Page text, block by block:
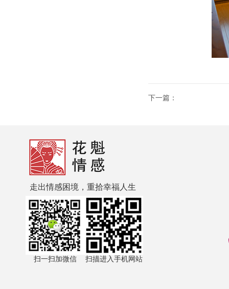
下一篇：
走出情感困境，重拾幸福人生
扫一扫加微信 扫描进入手机网站